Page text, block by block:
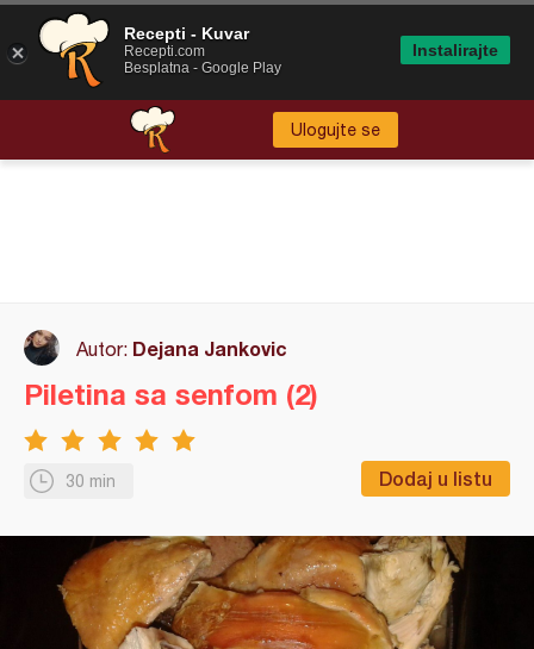
Ulogujte se
Autor: Dejana Jankovic
30 min Dodaj u listu
Piletina sa senfom (2)
Recepti - Kuvar
Recepti.com
Besplatna - Google Play
Instalirajte